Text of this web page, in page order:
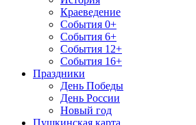
Краеведение
События 0+
События 6+
События 12+
События 16+
Праздники
День Победы
День России
Новый год
Пушкинская карта